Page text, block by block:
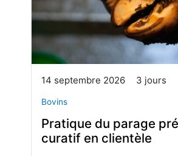
14 septembre 2026 3 jours
Bovins
Pratique du parage
curatif en clientèle